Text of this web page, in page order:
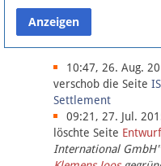
Datenschutz
Über Lobbypedia
Impressum
10:47, 26. Aug.
verschob die Seite
Settlement
09:21, 27. Jul.
löschte Seite
International